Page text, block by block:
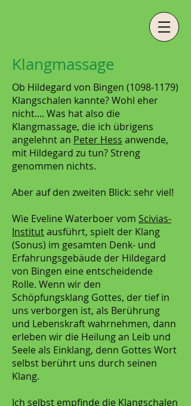
Klangmassage
Ob Hildegard von Bingen (1098-1179)
Klangschalen kannte? Wohl eher
nicht.... Was hat also die
Klangmassage, die ich übrigens
angelehnt an Peter Hess anwende,
mit Hildegard zu tun? Streng
genommen nichts.
Aber auf den zweiten Blick: sehr viel!
Wie Eveline Waterboer vom Scivias-
Institutausführt, spielt der Klang
(Sonus) im gesamten Denk- und
Erfahrungsgebäude der Hildegard
von Bingen eine entscheidende
Rolle. Wenn wir den
Schöpfungsklang Gottes, der tief in
uns verborgen ist, als Berührung
und Lebenskraft wahrnehmen, dann
erleben wir die Heilung an Leib und
Seele als Einklang, denn Gottes Wort
selbst berührt uns durch seinen
Klang.
Ich selbst empfinde die Klangschalen